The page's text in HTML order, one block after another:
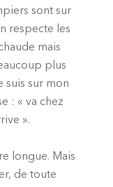
sont sur
respecte les
mais
plus
suis sur mon
: « va chez
».
longue. Mais
de toute